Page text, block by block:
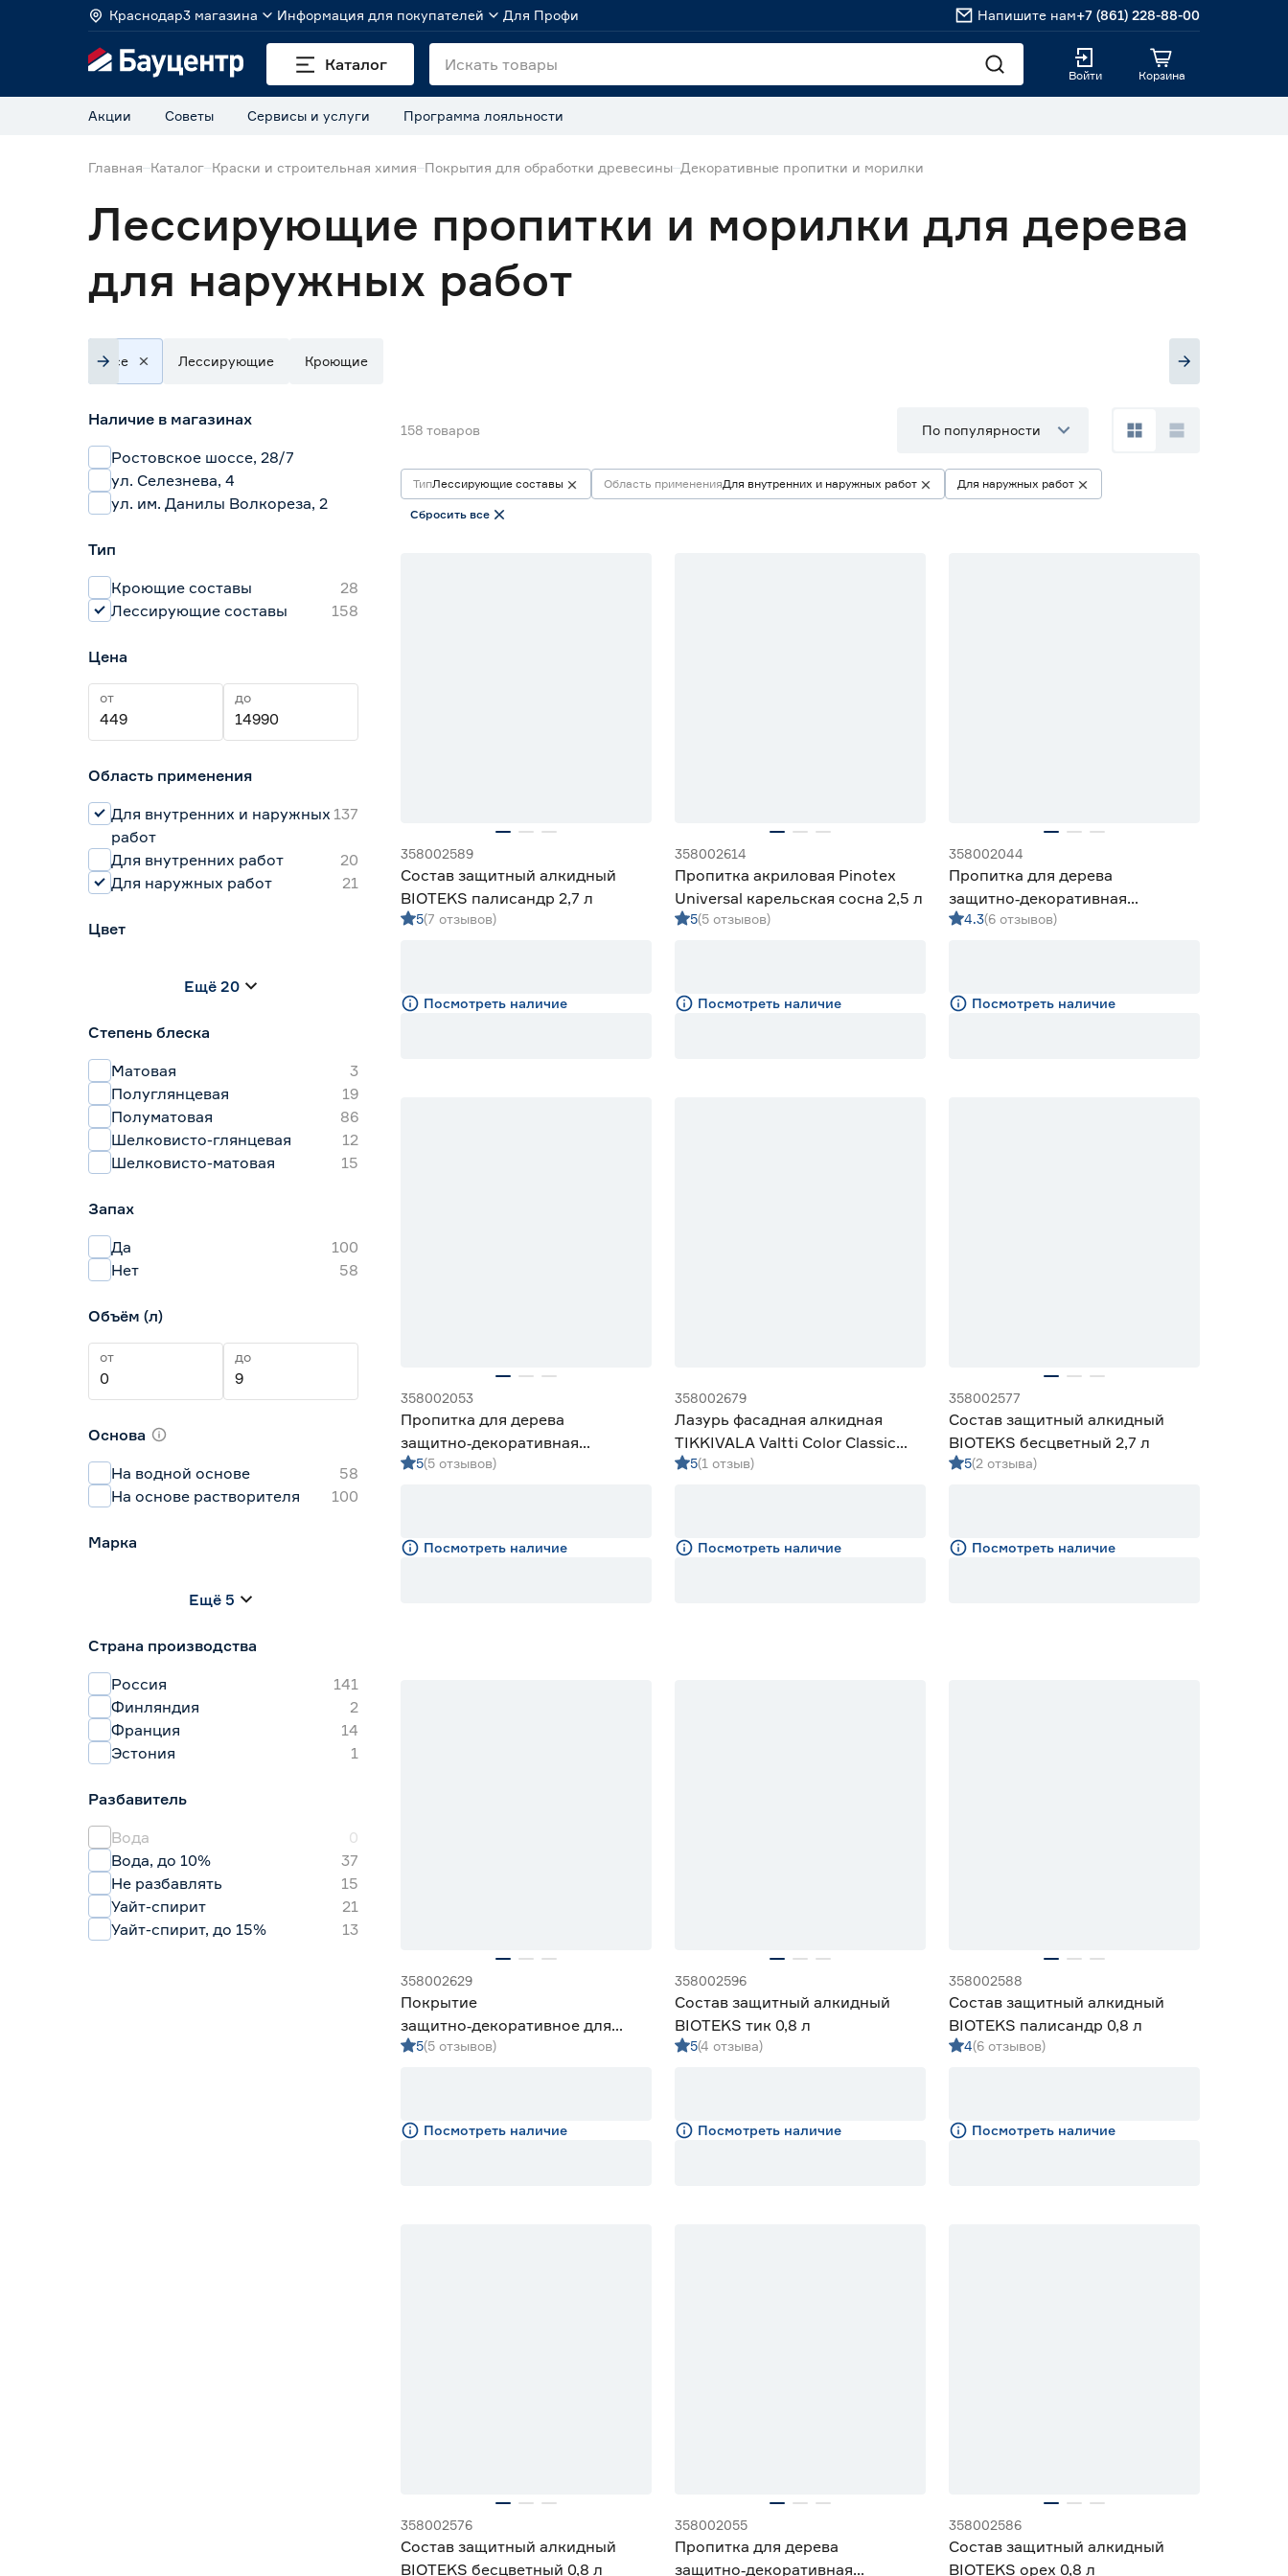
Краснодар3 магазина Информация для покупателей Для Профи Напишите нам+7 (861) 228-88-00
Каталог
Войти Корзина
Акции Советы Сервисы и услуги Программа лояльности
Главная Каталог Краски и строительная химия Покрытия для обработки древесины Декоративные пропитки и морилки
Лессирующие пропитки и морилки для дерева
для наружных работ
Все Лессирующие Кроющие
Наличие в магазинах
Ростовское шоссе, 28/7
ул. Селезнева, 4
ул. им. Данилы Волкореза, 2
Тип
Кроющие составы
28
Лессирующие составы
158
Цена
от до
Область применения
Для внутренних и наружных
работ
137
Для внутренних работ
20
Для наружных работ
21
Цвет
Венге
Ещё 20
Степень блеска
Матовая
3
Полуглянцевая
19
Полуматовая
86
Шелковисто-глянцевая
12
Шелковисто-матовая
15
Запах
Да
100
Нет
58
Объём (л)
от до
Основа
На водной основе
58
На основе растворителя
100
Марка
eskaro
Ещё 5
Страна производства
Россия
141
Финляндия
2
Франция
14
Эстония
1
Разбавитель
Вода
0
Вода, до 10%
37
Не разбавлять
15
Уайт-спирит
21
Уайт-спирит, до 15%
13
158 товаров По популярности
ТипЛессирующие составы Область примененияДля внутренних и наружных работ Для наружных работ
Сбросить все
358002589
Состав защитный алкидный
BIOTEKS палисандр 2,7 л
5(7 отзывов)
Посмотреть наличие
358002614
Пропитка акриловая Pinotex
Universal карельская сосна 2,5 л
5(5 отзывов)
Посмотреть наличие
358002044
Пропитка для дерева
защитно‑декоративная
алкидная Lakur орех 2,5 л
4.3(6 отзывов)
Посмотреть наличие
358002053
Пропитка для дерева
защитно‑декоративная
алкидная Lakur орех 9 л
5(5 отзывов)
Посмотреть наличие
358002679
Лазурь фасадная алкидная
TIKKIVALA Valtti Color Classic
бесцветная (база EC) 9 л
5(1 отзыв)
Посмотреть наличие
358002577
Состав защитный алкидный
BIOTEKS бесцветный 2,7 л
5(2 отзыва)
Посмотреть наличие
358002629
Покрытие
защитно‑декоративное для
древесины Акватекс‑ЭКСТРА
5(5 отзывов)
Посмотреть наличие
358002596
Состав защитный алкидный
BIOTEKS тик 0,8 л
5(4 отзыва)
Посмотреть наличие
358002588
Состав защитный алкидный
BIOTEKS палисандр 0,8 л
4(6 отзывов)
Посмотреть наличие
358002576
Состав защитный алкидный
BIOTEKS бесцветный 0,8 л
358002055
Пропитка для дерева
защитно‑декоративная
358002586
Состав защитный алкидный
BIOTEKS орех 0,8 л